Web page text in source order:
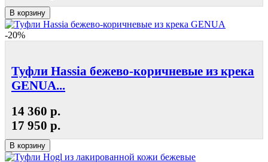
В корзину
-20%
Туфли Hassia бежево-коричневые из крека
GENUA...
14 360 р.
17 950 р.
В корзину